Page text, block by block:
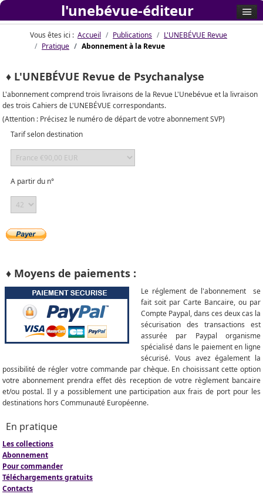
Vous êtes ici : Accueil Publications
L'UNEBÉVUE Revue
Pratique
Abonnement à la Revue
♦ L'UNEBÉVUE Revue de Psychanalyse
L'abonnement comprend trois livraisons de la Revue L'Unebévue et la livraison
des trois Cahiers de L'UNEBÉVUE correspondants.
(Attention : Précisez le numéro de départ de votre abonnement SVP)
Tarif selon destination
A partir du n°
♦ Moyens de paiements :
Le réglement de l'abonnement se
fait soit par Carte Bancaire, ou par
Compte Paypal, dans ces deux cas la
sécurisation des transactions est
assurée par Paypal organisme
spécialisé dans le paiement en ligne
sécurisé. Vous avez également la
possibilité de régler votre commande par chèque. En choisissant cette option
votre abonnement prendra effet dès reception de votre règlement bancaire
et/ou postal. Il y a possiblement une participation aux frais de port pour les
destinations hors Communauté Européenne.
En pratique
Les collections
Abonnement
Pour commander
Téléchargements gratuits
Contacts
l'unebévue-éditeur